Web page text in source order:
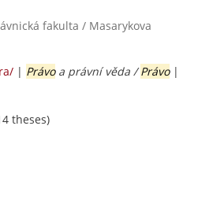
fakulta / Masarykova
| Právoa právní věda /Právo|
theses)